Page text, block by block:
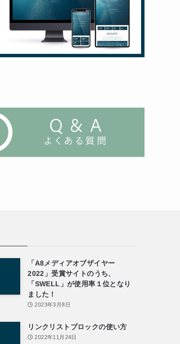
「A8メディアオブザイヤー
2022」受賞サイトのうち、
「SWELL」が使用率１位となり
ました！
2023年3月8日
リンクリストブロックの使い方
2022年11月24日